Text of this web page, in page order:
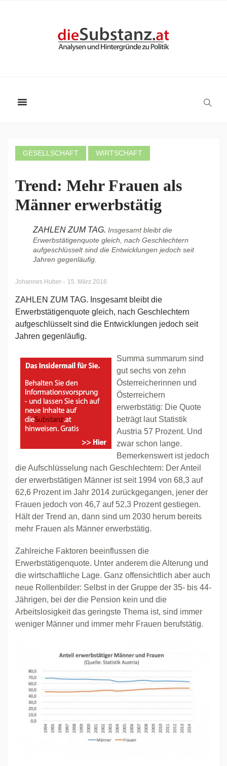
GESELLSCHAFT WIRTSCHAFT
Trend: Mehr Frauen als
Männer erwerbstätig
ZAHLEN ZUM TAG. Insgesamt bleibt die
Erwerbstätigenquote gleich, nach Geschlechtern
aufgeschlüsselt sind die Entwicklungen jedoch seit
Jahren gegenläufig.
Johannes Huber - 15. März 2016
ZAHLEN ZUM TAG. Insgesamt bleibt die
Erwerbstätigenquote gleich, nach Geschlechtern
aufgeschlüsselt sind die Entwicklungen jedoch seit
Jahren gegenläufig.
Summa summarum sind
gut sechs von zehn
Österreicherinnen und
Österreichern
erwerbstätig: Die Quote
beträgt laut Statistik
Austria 57 Prozent. Und
zwar schon lange.
Bemerkenswert ist jedoch
die Aufschlüsselung nach Geschlechtern: Der Anteil
der erwerbstätigen Männer ist seit 1994 von 68,3 auf
62,6 Prozent im Jahr 2014 zurückgegangen, jener der
Frauen jedoch von 46,7 auf 52,3 Prozent gestiegen.
Hält der Trend an, dann sind um 2030 herum bereits
mehr Frauen als Männer erwerbstätig.
Zahlreiche Faktoren beeinflussen die
Erwerbstätigenquote. Unter anderem die Alterung und
die wirtschaftliche Lage. Ganz offensichtlich aber auch
neue Rollenbilder: Selbst in der Gruppe der 35- bis 44-
Jährigen, bei der die Pension kein und die
Arbeitslosigkeit das geringste Thema ist, sind immer
weniger Männer und immer mehr Frauen berufstätig.